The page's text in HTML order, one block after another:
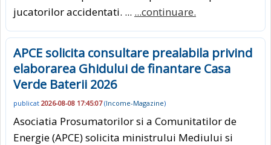
jucatorilor accidentati. ... ...continuare.
APCE solicita consultare prealabila privind
elaborarea Ghidului de finantare Casa
Verde Baterii 2026
publicat 2026-08-08 17:45:07(Income-Magazine)
Asociatia Prosumatorilor si a Comunitatilor de
Energie (APCE) solicita ministrului Mediului si